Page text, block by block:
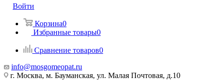
Войти
Корзина0
Избранные товары0
Сравнение товаров0
info@mosgomeopat.ru
г. Москва, м. Бауманская, ул. Малая Почтовая, д.10